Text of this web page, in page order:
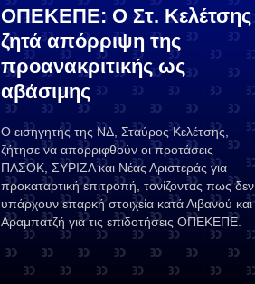
ΟΠΕΚΕΠΕ: Ο Στ. Κελέτσης
ζητά απόρριψη της
προανακριτικής ως
αβάσιμης
Ο εισηγητής της ΝΔ, Σταύρος Κελέτσης,
ζήτησε να απορριφθούν οι προτάσεις
ΠΑΣΟΚ, ΣΥΡΙΖΑ και Νέας Αριστεράς για
προκαταρτική επιτροπή, τονίζοντας πως δεν
υπάρχουν επαρκή στοιχεία κατά Λιβανού και
Αραμπατζή για τις επιδοτήσεις ΟΠΕΚΕΠΕ.